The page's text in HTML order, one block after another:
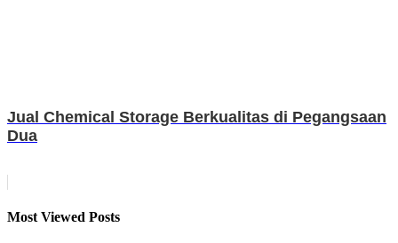
Jual Chemical Storage Berkualitas di Pegangsaan
Dua
Most Viewed Posts